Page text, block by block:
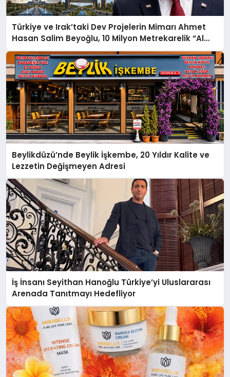
Türkiye ve Irak’taki Dev Projelerin Mimarı Ahmet
Hasan Salim Beyoğlu, 10 Milyon Metrekarelik “Al
Yusuf Holding Industrial City” Projesini Hayata
Geçirecek
Beylikdüzü’nde Beylik İşkembe, 20 Yıldır Kalite ve
Lezzetin Değişmeyen Adresi
İş İnsanı Seyithan Hanoğlu Türkiye’yi Uluslararası
Arenada Tanıtmayı Hedefliyor